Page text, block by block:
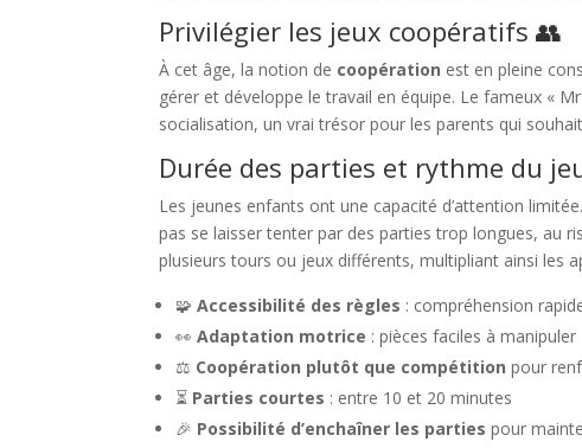
Privilégier les jeux coopératifs 👥
À cet âge, la notion de coopération est en pleine
gérer et développe le travail en équipe. Le fameux «
socialisation, un vrai trésor pour les parents qui
Durée des parties et rythme du
Les jeunes enfants ont une capacité d’attention
pas se laisser tenter par des parties trop longues, au
plusieurs tours ou jeux différents, multipliant ainsi les
🧩Accessibilité des règles : compréhension
👀Adaptation motrice : pièces faciles à manipuler
⚖️ Coopération plutôt que compétition pour
⏳ Parties courtes : entre 10 et 20 minutes
🎉 Possibilité d’enchaîner les parties pour